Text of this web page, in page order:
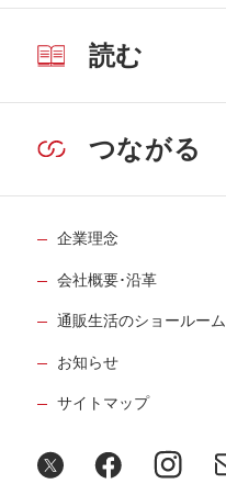
読む
つながる
企業理念
会社概要･沿革
通販生活のショールーム
お知らせ
サイトマップ